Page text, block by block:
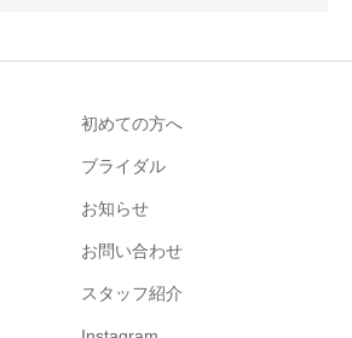
初めての方へ
ブライダル
お知らせ
お問い合わせ
スタッフ紹介